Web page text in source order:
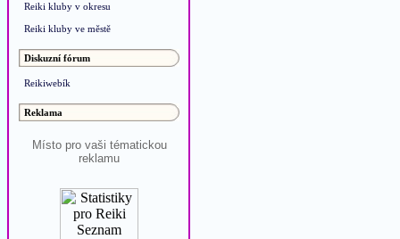
Reiki kluby v okresu
Reiki kluby ve městě
Diskuzní fórum
Reikiwebík
Reklama
Místo pro vaši tématickou
reklamu